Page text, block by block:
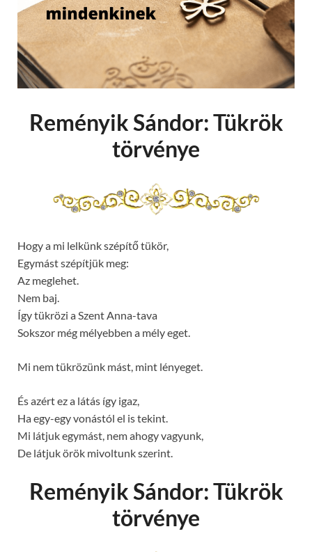
Reményik Sándor: Tükrök
törvénye
Hogy a mi lelkünk szépítő tükör,
Egymást szépítjük meg:
Az meglehet.
Nem baj.
Így tükrözi a Szent Anna-tava
Sokszor még mélyebben a mély eget.
Mi nem tükrözünk mást, mint lényeget.
És azért ez a látás így igaz,
Ha egy-egy vonástól el is tekint.
Mi látjuk egymást, nem ahogy vagyunk,
De látjuk örök mivoltunk szerint.
Reményik Sándor: Tükrök
törvénye